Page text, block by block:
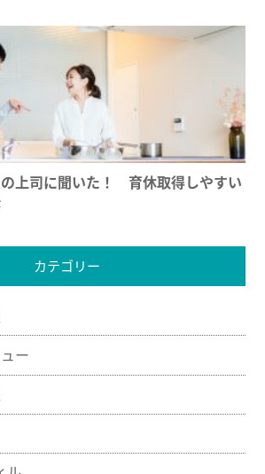
上司に聞いた！ 育休取得しやすい
カテゴリー
ー